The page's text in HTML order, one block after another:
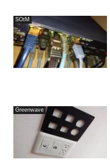
SOtM
Greenwave